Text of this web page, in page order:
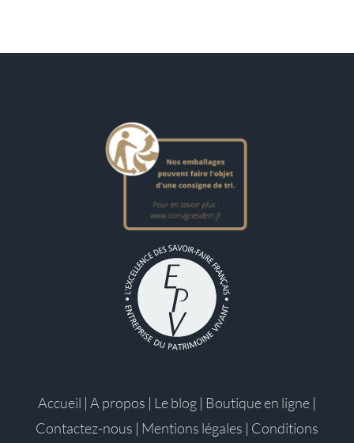
Accueil | A propos | Le blog | Boutique en ligne |
Contactez-nous | Mentions légales | Conditions